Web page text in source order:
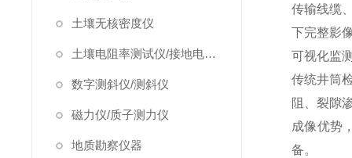
土壤无核密度仪
土壤电阻率测试仪/接地电阻测试仪
数字测斜仪/测斜仪
磁力仪/质子测力仪
地质勘察仪器
传输线缆
下完整影
可视化监
传统井筒
阻、裂隙
成像优势
备。